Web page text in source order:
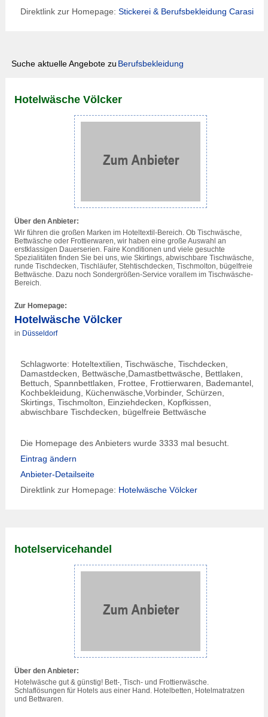
Direktlink zur Homepage: Stickerei & Berufsbekleidung Carasi
Suche aktuelle Angebote zuBerufsbekleidung
Hotelwäsche Völcker
Über den Anbieter:
Wir führen die großen Marken im Hoteltextil-Bereich. Ob Tischwäsche,
Bettwäsche oder Frottierwaren, wir haben eine große Auswahl an
erstklassigen Dauerserien. Faire Konditionen und viele gesuchte
Spezialitäten finden Sie bei uns, wie Skirtings, abwischbare Tischwäsche,
runde Tischdecken, Tischläufer, Stehtischdecken, Tischmolton, bügelfreie
Bettwäsche. Dazu noch Sondergrößen-Service vorallem im Tischwäsche-
Bereich.
Zur Homepage:
Hotelwäsche Völcker
in Düsseldorf
Schlagworte: Hoteltextilien, Tischwäsche, Tischdecken,
Damastdecken, Bettwäsche,Damastbettwäsche, Bettlaken,
Bettuch, Spannbettlaken, Frottee, Frottierwaren, Bademantel,
Kochbekleidung, Küchenwäsche,Vorbinder, Schürzen,
Skirtings, Tischmolton, Einziehdecken, Kopfkissen,
abwischbare Tischdecken, bügelfreie Bettwäsche
Die Homepage des Anbieters wurde 3333 mal besucht.
Eintrag ändern
Anbieter-Detailseite
Direktlink zur Homepage: Hotelwäsche Völcker
hotelservicehandel
Über den Anbieter:
Hotelwäsche gut & günstig! Bett-, Tisch- und Frottierwäsche.
Schlaflösungen für Hotels aus einer Hand. Hotelbetten, Hotelmatratzen
und Bettwaren.